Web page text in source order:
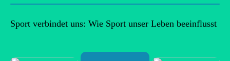
Sport verbindet uns: Wie Sport unser Leben beeinflusst